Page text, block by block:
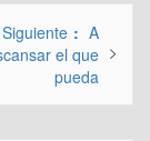
Siguiente
Entrada
A
el que
pueda